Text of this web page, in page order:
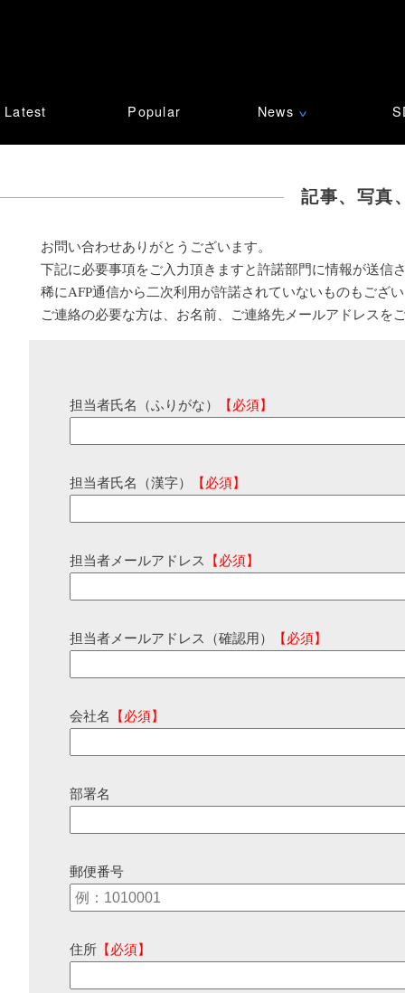
Latest Popular News ∨
記事、写真
お問い合わせありがとうございます。
下記に必要事項をご入力頂きますと許諾部門に情報が送信
稀にAFP通信から二次利用が許諾されていないものもござ
ご連絡の必要な方は、お名前、ご連絡先メールアドレスを
担当者氏名（ふりがな） 【必須】
担当者氏名（漢字） 【必須】
担当者メールアドレス 【必須】
担当者メールアドレス（確認用） 【必須】
会社名 【必須】
部署名
郵便番号
住所 【必須】